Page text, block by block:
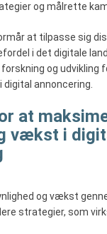
og målrette
at tilpasse sig
i det digitale
og udvikling
annoncering.
at
vækst i
og vækst
strategier, som